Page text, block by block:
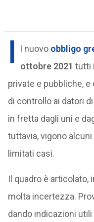
I l nuovo obbligo
ottobre 2021 tutti
private e pubbliche,
di controllo ai datori
in fretta dagli uni e
tuttavia, vigono
limitati casi.
Il quadro è articolato,
molta incertezza.
dando indicazioni utili